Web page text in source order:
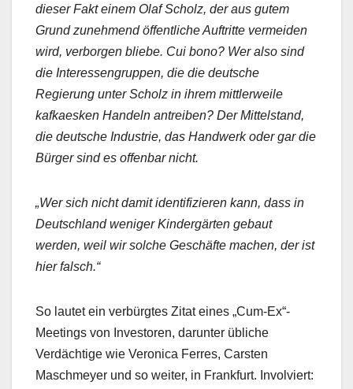
dieser Fakt einem Olaf Scholz, der aus gutem
Grund zunehmend öffentliche Auftritte vermeiden
wird, verborgen bliebe. Cui bono? Wer also sind
die Interessengruppen, die die deutsche
Regierung unter Scholz in ihrem mittlerweile
kafkaesken Handeln antreiben? Der Mittelstand,
die deutsche Industrie, das Handwerk oder gar die
Bürger sind es offenbar nicht.
„Wer sich nicht damit identifizieren kann, dass in
Deutschland weniger Kindergärten gebaut
werden, weil wir solche Geschäfte machen, der ist
hier falsch.“
So lautet ein verbürgtes Zitat eines „Cum-Ex“-
Meetings von Investoren, darunter übliche
Verdächtige wie Veronica Ferres, Carsten
Maschmeyer und so weiter, in Frankfurt. Involviert: